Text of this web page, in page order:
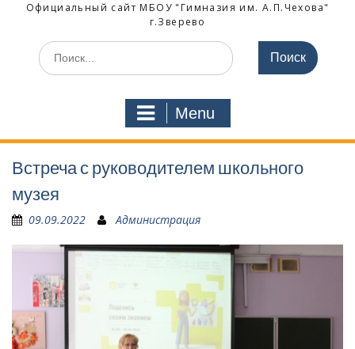
Официальный сайт МБОУ "Гимназия им. А.П.Чехова"
г.Зверево
Search
for:
Menu
Встреча с руководителем школьного
музея
09.09.2022 Администрация